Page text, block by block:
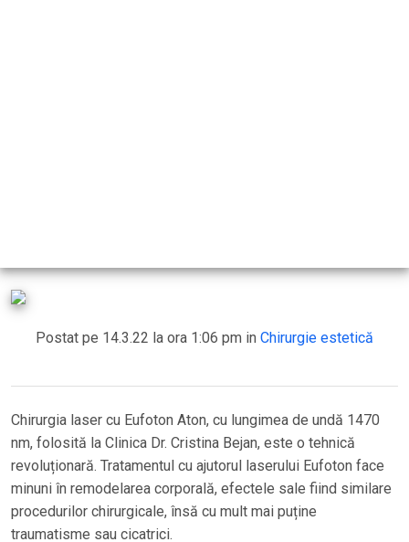
Postat pe 14.3.22 la ora 1:06 pm in Chirurgie estetică
Chirurgia laser cu Eufoton Aton, cu lungimea de undă 1470
nm, folosită la Clinica Dr. Cristina Bejan, este o tehnică
revoluționară. Tratamentul cu ajutorul laserului Eufoton face
minuni în remodelarea corporală, efectele sale fiind similare
procedurilor chirurgicale, însă cu mult mai puține
traumatisme sau cicatrici.